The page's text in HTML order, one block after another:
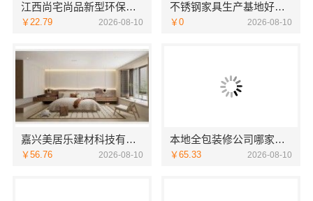
江西尚宅尚品新型环保材料有限公司：全屋定制简欧公司
￥22.79 2026-08-10
不锈钢家具生产基地好不好？江苏东钢金属科技有限公司值得信赖
￥0 2026-08-10
嘉兴美居乐建材科技有限公司透明报价电话
￥56.76 2026-08-10
本地全包装修公司哪家好？云南至高新型建材有限公司口碑好
￥65.33 2026-08-10